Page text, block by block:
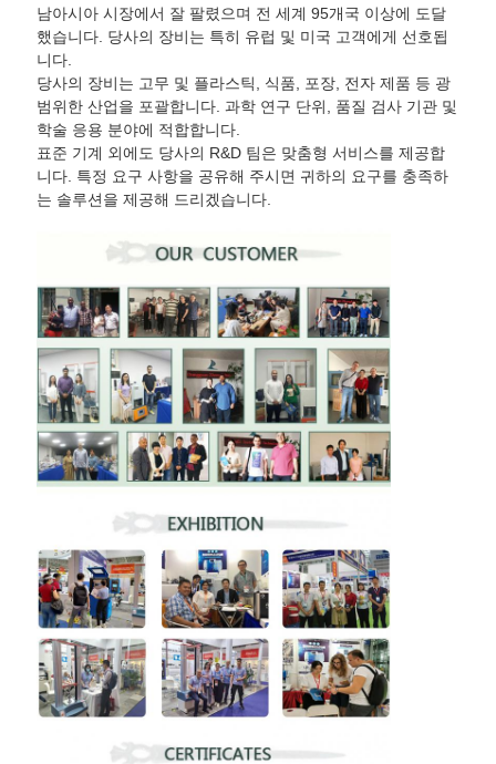
남아시아 시장에서 잘 팔렸으며 전 세계 95개국 이상에 도달
했습니다. 당사의 장비는 특히 유럽 및 미국 고객에게 선호됩
니다.
당사의 장비는 고무 및 플라스틱, 식품, 포장, 전자 제품 등 광
범위한 산업을 포괄합니다. 과학 연구 단위, 품질 검사 기관 및
학술 응용 분야에 적합합니다.
표준 기계 외에도 당사의 R&D 팀은 맞춤형 서비스를 제공합
니다. 특정 요구 사항을 공유해 주시면 귀하의 요구를 충족하
는 솔루션을 제공해 드리겠습니다.